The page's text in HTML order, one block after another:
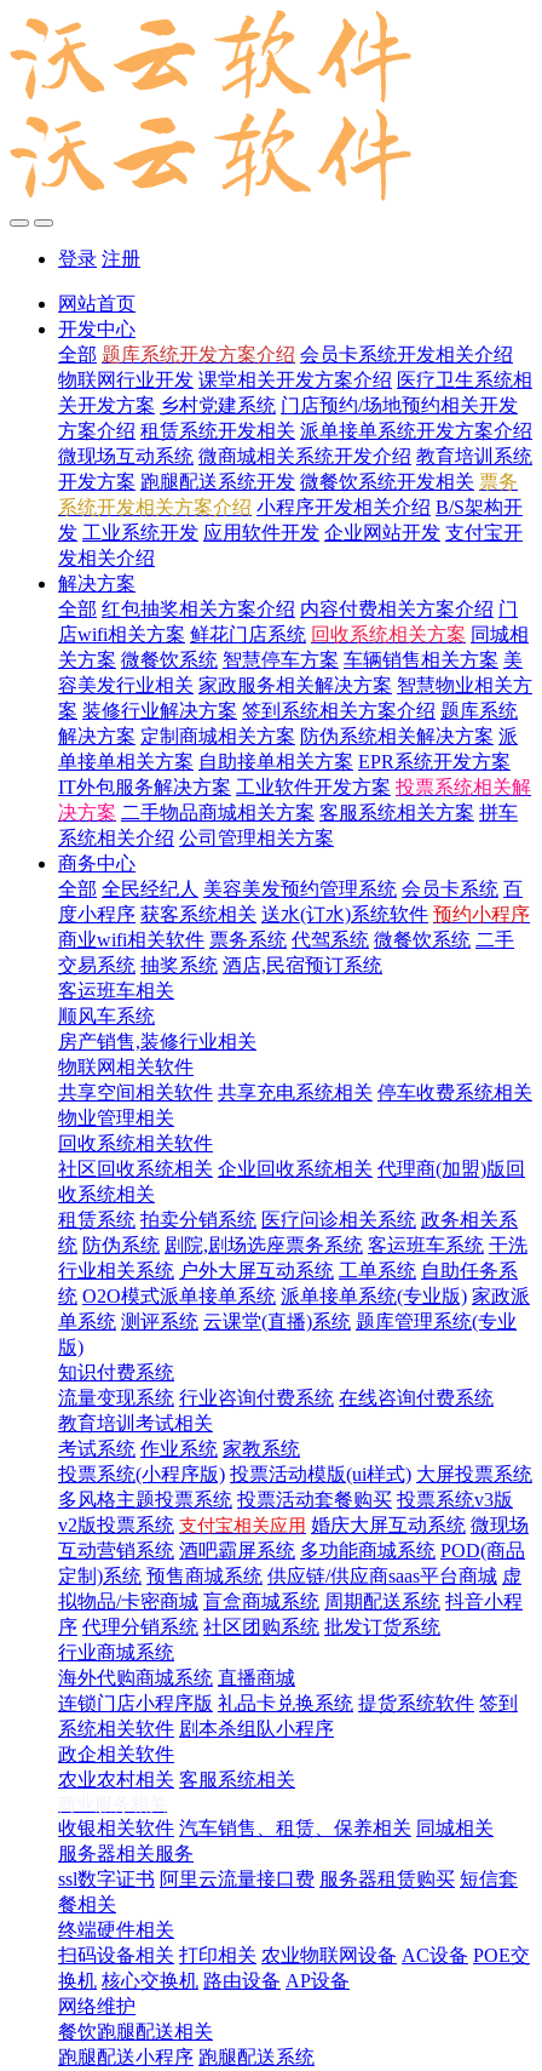
登录 注册
网站首页
开发中心
全部 题库系统开发方案介绍 会员卡系统开发相关介绍
物联网行业开发 课堂相关开发方案介绍 医疗卫生系统相
关开发方案 乡村党建系统 门店预约/场地预约相关开发
方案介绍 租赁系统开发相关 派单接单系统开发方案介绍
微现场互动系统 微商城相关系统开发介绍 教育培训系统
开发方案 跑腿配送系统开发 微餐饮系统开发相关 票务
系统开发相关方案介绍 小程序开发相关介绍 B/S架构开
发 工业系统开发 应用软件开发 企业网站开发 支付宝开
发相关介绍
解决方案
全部 红包抽奖相关方案介绍 内容付费相关方案介绍 门
店wifi相关方案 鲜花门店系统 回收系统相关方案 同城相
关方案 微餐饮系统 智慧停车方案 车辆销售相关方案 美
容美发行业相关 家政服务相关解决方案 智慧物业相关方
案 装修行业解决方案 签到系统相关方案介绍 题库系统
解决方案 定制商城相关方案 防伪系统相关解决方案 派
单接单相关方案 自助接单相关方案 EPR系统开发方案
IT外包服务解决方案 工业软件开发方案 投票系统相关解
决方案 二手物品商城相关方案 客服系统相关方案 拼车
系统相关介绍 公司管理相关方案
商务中心
全部 全民经纪人 美容美发预约管理系统 会员卡系统 百
度小程序 获客系统相关 送水(订水)系统软件 预约小程序
商业wifi相关软件 票务系统 代驾系统 微餐饮系统 二手
交易系统 抽奖系统 酒店,民宿预订系统
客运班车相关
顺风车系统
房产销售,装修行业相关
物联网相关软件
共享空间相关软件 共享充电系统相关 停车收费系统相关
物业管理相关
回收系统相关软件
社区回收系统相关 企业回收系统相关 代理商(加盟)版回
收系统相关
租赁系统 拍卖分销系统 医疗问诊相关系统 政务相关系
统 防伪系统 剧院,剧场选座票务系统 客运班车系统 干洗
行业相关系统 户外大屏互动系统 工单系统 自助任务系
统 O2O模式派单接单系统 派单接单系统(专业版) 家政派
单系统 测评系统 云课堂(直播)系统 题库管理系统(专业
版)
知识付费系统
流量变现系统 行业咨询付费系统 在线咨询付费系统
教育培训考试相关
考试系统 作业系统 家教系统
投票系统(小程序版) 投票活动模版(ui样式) 大屏投票系统
多风格主题投票系统 投票活动套餐购买 投票系统v3版
v2版投票系统 支付宝相关应用 婚庆大屏互动系统 微现场
互动营销系统 酒吧霸屏系统 多功能商城系统 POD(商品
定制)系统 预售商城系统 供应链/供应商saas平台商城 虚
拟物品/卡密商城 盲盒商城系统 周期配送系统 抖音小程
序 代理分销系统 社区团购系统 批发订货系统
行业商城系统
海外代购商城系统 直播商城
连锁门店小程序版 礼品卡兑换系统 提货系统软件 签到
系统相关软件 剧本杀组队小程序
政企相关软件
农业农村相关 客服系统相关
收银相关软件 汽车销售、租赁、保养相关 同城相关
服务器相关服务
ssl数字证书 阿里云流量接口费 服务器租赁购买 短信套
餐相关
终端硬件相关
扫码设备相关 打印相关 农业物联网设备 AC设备 POE交
换机 核心交换机 路由设备 AP设备
网络维护
餐饮跑腿配送相关
跑腿配送小程序 跑腿配送系统